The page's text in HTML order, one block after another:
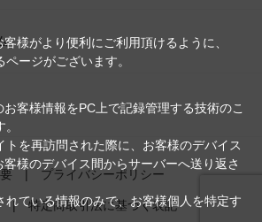
プライバシーポリシー
特定商取引法に基づく表記
様がより便利にご利用頂けるように、
ージがございます。
客様情報をPC上で記録管理する技術のこ
トを再訪問された際に、お客様のデバイス
様のデバイス間からサーバーへ送り返さ
れている情報のみで、お客様個人を特定す